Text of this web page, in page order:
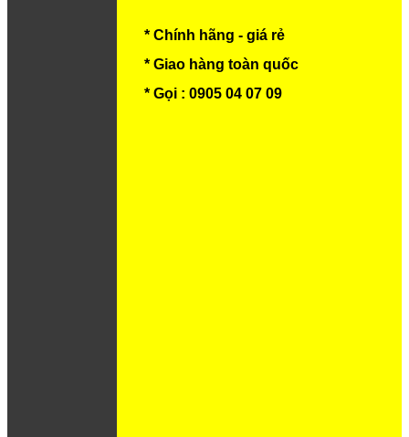
* Chính hãng - giá rẻ
* Giao hàng toàn quốc
* Gọi : 0905 04 07 09